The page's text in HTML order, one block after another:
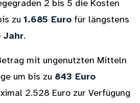
2 bis 5 die Kosten
zu 1.685 Euro für längstens
Jahr.
mit ungenutzten Mitteln
um bis zu 843 Euro
2.528 Euro zur Verfügung